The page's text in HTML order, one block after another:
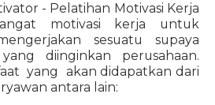
- Pelatihan Motivasi Kerja
motivasi kerja untuk
sesuatu supaya
diinginkan perusahaan.
yang akan didapatkan dari
antara lain: